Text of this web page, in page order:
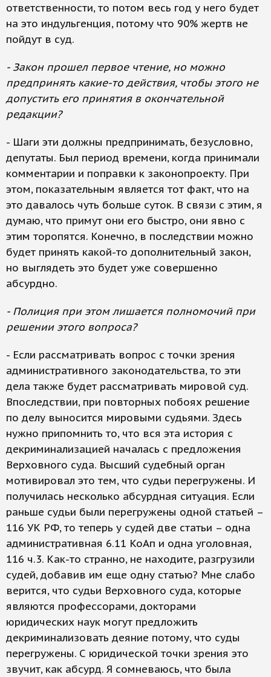
ответственности, то потом весь год у него будет
на это индульгенция, потому что 90% жертв не
пойдут в суд.
- Закон прошел первое чтение, но можно
предпринять какие-то действия, чтобы этого не
допустить его принятия в окончательной
редакции?
- Шаги эти должны предпринимать, безусловно,
депутаты. Был период времени, когда принимали
комментарии и поправки к законопроекту. При
этом, показательным является тот факт, что на
это давалось чуть больше суток. В связи с этим, я
думаю, что примут они его быстро, они явно с
этим торопятся. Конечно, в последствии можно
будет принять какой-то дополнительный закон,
но выглядеть это будет уже совершенно
абсурдно.
- Полиция при этом лишается полномочий при
решении этого вопроса?
- Если рассматривать вопрос с точки зрения
административного законодательства, то эти
дела также будет рассматривать мировой суд.
Впоследствии, при повторных побоях решение
по делу выносится мировыми судьями. Здесь
нужно припомнить то, что вся эта история с
декриминализацией началась с предложения
Верховного суда. Высший судебный орган
мотивировал это тем, что судьи перегружены. И
получилась несколько абсурдная ситуация. Если
раньше судьи были перегружены одной статьей –
116 УК РФ, то теперь у судей две статьи – одна
административная 6.11 КоАп и одна уголовная,
116 ч.3. Как-то странно, не находите, разгрузили
судей, добавив им еще одну статью? Мне слабо
верится, что судьи Верховного суда, которые
являются профессорами, докторами
юридических наук могут предложить
декриминализовать деяние потому, что суды
перегружены. С юридической точки зрения это
звучит, как абсурд. Я сомневаюсь, что была